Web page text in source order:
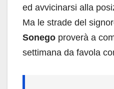
ed avvicinarsi alla
Ma le strade del
Sonego proverà a
settimana da favola